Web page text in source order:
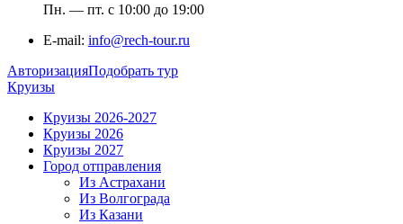
Пн. — пт. с 10:00 до 19:00
E-mail: info@rech-tour.ru
АвторизацияПодобрать тур
Круизы
Круизы 2026-2027
Круизы 2026
Круизы 2027
Город отправления
Из Астрахани
Из Волгограда
Из Казани